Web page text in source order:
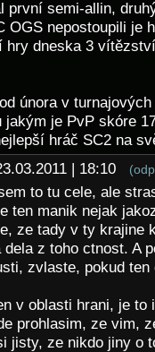
první semi-allin,
OGS nepostoupili je
hry dneska 3
února v
jakým je PvP skóre
hráč SC2 na
| 18:10
to tu cele, ale
ten manik nejak
ze tady v ty krajine
dela z toho ctnost. A
zvlaste, pokud
v oblasti hrani, je
prohlasim, ze vim,
jisty, ze nikdo jiny o